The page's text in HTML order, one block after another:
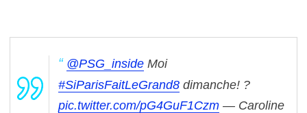
@PSG_inside Moi
#SiParisFaitLeGrand8 dimanche! ?
pic.twitter.com/pG4GuF1Czm — Caroline